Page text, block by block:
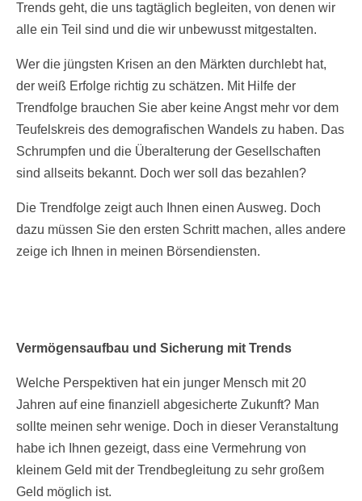
Trends geht, die uns tagtäglich begleiten, von denen wir
alle ein Teil sind und die wir unbewusst mitgestalten.
Wer die jüngsten Krisen an den Märkten durchlebt hat,
der weiß Erfolge richtig zu schätzen. Mit Hilfe der
Trendfolge brauchen Sie aber keine Angst mehr vor dem
Teufelskreis des demografischen Wandels zu haben. Das
Schrumpfen und die Überalterung der Gesellschaften
sind allseits bekannt. Doch wer soll das bezahlen?
Die Trendfolge zeigt auch Ihnen einen Ausweg. Doch
dazu müssen Sie den ersten Schritt machen, alles andere
zeige ich Ihnen in meinen Börsendiensten.
Vermögensaufbau und Sicherung mit Trends
Welche Perspektiven hat ein junger Mensch mit 20
Jahren auf eine finanziell abgesicherte Zukunft? Man
sollte meinen sehr wenige. Doch in dieser Veranstaltung
habe ich Ihnen gezeigt, dass eine Vermehrung von
kleinem Geld mit der Trendbegleitung zu sehr großem
Geld möglich ist.